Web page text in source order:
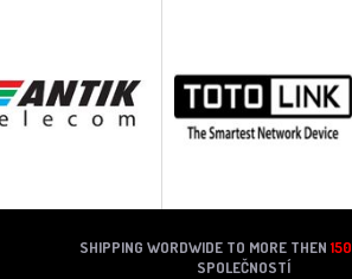
SHIPPING WORDWIDE TO MORE THEN150
SPOLEČNOSTÍ